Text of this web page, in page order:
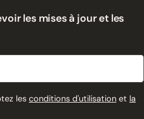
les mises à jour et les
les conditions d'utilisation et la